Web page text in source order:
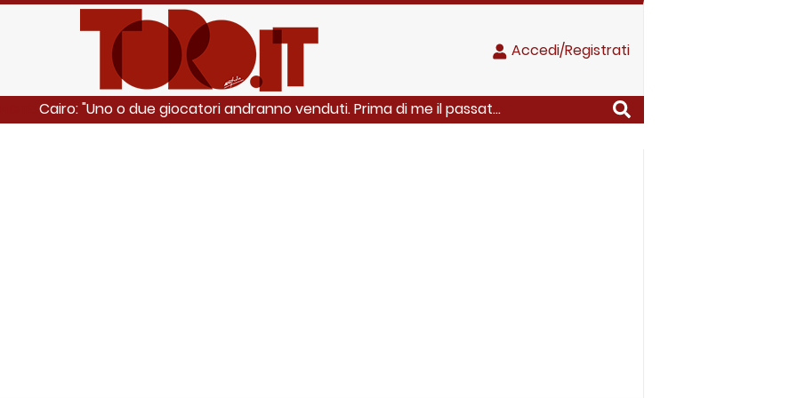
Accedi/Registrati
Cairo: "Uno o due giocatori andranno venduti. Prima di me il passat...